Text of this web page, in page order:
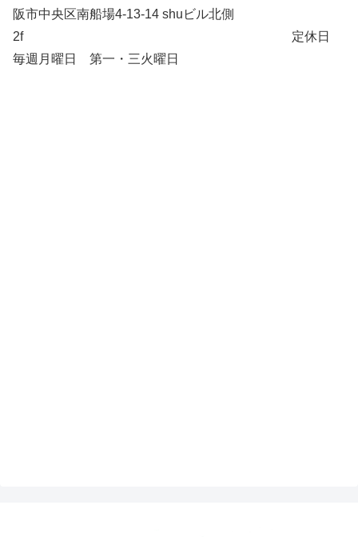
阪市中央区南船場4-13-14 shuビル北側
2f 定休日
毎週月曜日 第一・三火曜日